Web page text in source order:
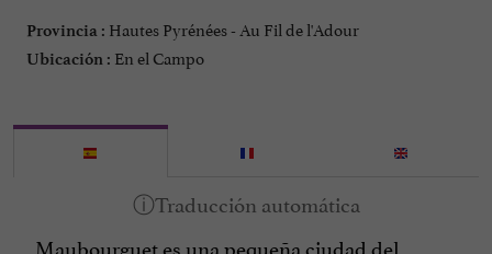
Provincia : Hautes Pyrénées - Au Fil de l'Adour
Ubicación : En el Campo
Maubourguet es una pequeña ciudad del